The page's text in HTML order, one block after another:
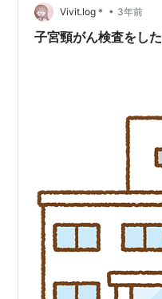
とになりました。 そこ
観察を続けるも卵巣嚢…
Vivit.log＊ • 3年前
子宮頸がん検査をし